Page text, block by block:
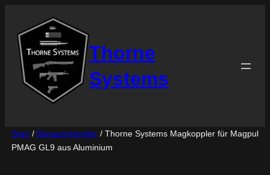
Thorne
Systems
Start/ Magazinkoppler/ Thorne Systems Magkoppler für Magpul
PMAG GL9 aus Aluminium